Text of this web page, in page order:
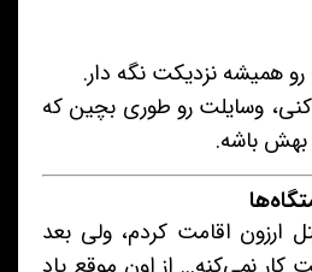
همیشه نزدیکت نگه دار.
وسایلت رو طوری بچین که
باشه.
ارزون اقامت کردم، ولی بعد